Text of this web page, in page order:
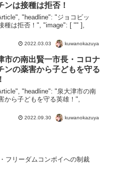
ンは接種は拒否！
"headline": "ジョコビッ
種は拒否！", "image": [ "" ],
2022.03.03 kuwanokazuya
市の南出賢一市長・コロナ
ンの薬害から子どもを守る
"headline": "泉大津市の南
から子どもを守る英雄！",
2022.09.30 kuwanokazuya
フリーダムコンボイへの制裁